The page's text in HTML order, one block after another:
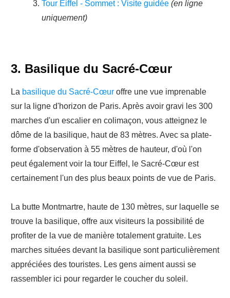
Tour Eiffel - Sommet : Visite guidée (en ligne
uniquement)
3. Basilique du Sacré-Cœur
La basilique du Sacré-Cœur offre une vue imprenable
sur la ligne d'horizon de Paris. Après avoir gravi les 300
marches d'un escalier en colimaçon, vous atteignez le
dôme de la basilique, haut de 83 mètres. Avec sa plate-
forme d'observation à 55 mètres de hauteur, d'où l'on
peut également voir la tour Eiffel, le Sacré-Cœur est
certainement l'un des plus beaux points de vue de Paris.
La butte Montmartre, haute de 130 mètres, sur laquelle se
trouve la basilique, offre aux visiteurs la possibilité de
profiter de la vue de manière totalement gratuite. Les
marches situées devant la basilique sont particulièrement
appréciées des touristes. Les gens aiment aussi se
rassembler ici pour regarder le coucher du soleil.